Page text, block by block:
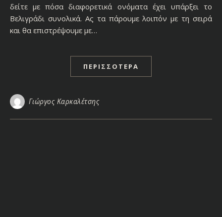
δείτε με πόσα διαφορετικά ονόματα έχει υπάρξει το
Βελιγράδι συνολικά. Ας τα πάρουμε λοιπόν με τη σειρά
και θα επιστρέψουμε με…
ΠΕΡΙΣΣΌΤΕΡΑ
Γιώργος Καρκαλέτσης